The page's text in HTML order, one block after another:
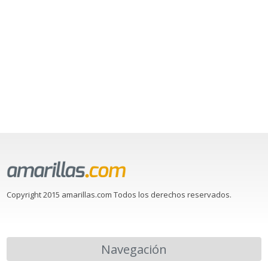
Copyright 2015 amarillas.com Todos los derechos reservados.
Navegación